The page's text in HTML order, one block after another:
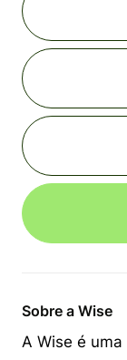
Sobre a Wise
A Wise é